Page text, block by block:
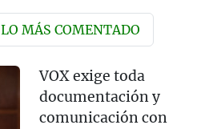
LO MÁS COMENTADO
VOX exige toda
documentación y
comunicación con